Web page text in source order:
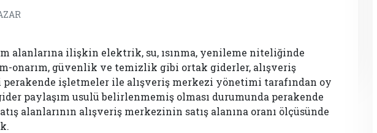
alanlarına ilişkin elektrik, su, ısınma, yenileme niteliğinde
onarım, güvenlik ve temizlik gibi ortak giderler, alışveriş
işletmeler ile alışveriş merkezi yönetimi tarafından oy
paylaşım usulü belirlenmemiş olması durumunda perakende
alanlarının alışveriş merkezinin satış alanına oranı ölçüsünde